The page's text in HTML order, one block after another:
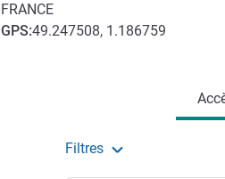
FRANCE
GPS:49.247508, 1.186759
Filtres